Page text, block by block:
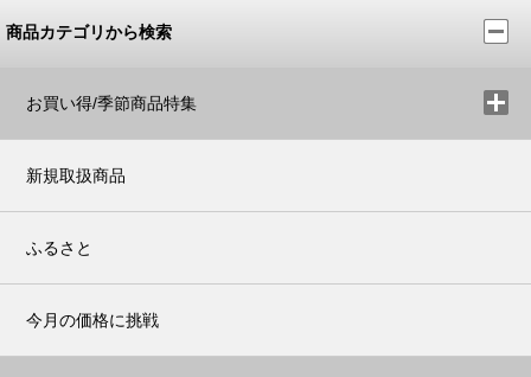
商品カテゴリから検索
お買い得/季節商品特集
新規取扱商品
ふるさと
今月の価格に挑戦